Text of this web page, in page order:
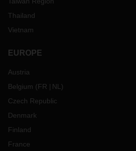
Thailand
Vietnam
EUROPE
Austria
Belgium (FR NL )
Czech Republic
Denmark
Finland
France